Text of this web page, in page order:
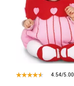
4.54/5.00